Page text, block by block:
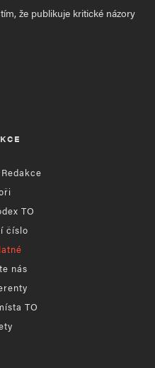
že publikuje kritické názory
TO
číslo
nás
TO